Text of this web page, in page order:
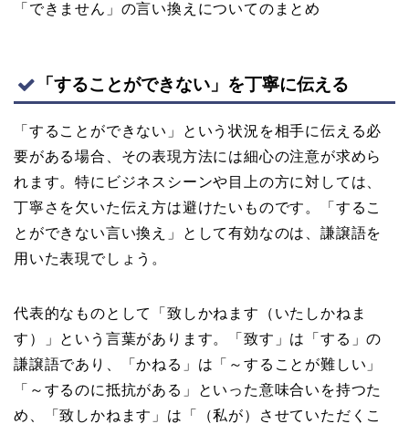
「できません」の言い換えについてのまとめ
「することができない」を丁寧に伝える
「することができない」という状況を相手に伝える必
要がある場合、その表現方法には細心の注意が求めら
れます。特にビジネスシーンや目上の方に対しては、
丁寧さを欠いた伝え方は避けたいものです。「するこ
とができない言い換え」として有効なのは、謙譲語を
用いた表現でしょう。
代表的なものとして「致しかねます（いたしかねま
す）」という言葉があります。「致す」は「する」の
謙譲語であり、「かねる」は「～することが難しい」
「～するのに抵抗がある」といった意味合いを持つた
め、「致しかねます」は「（私が）させていただくこ